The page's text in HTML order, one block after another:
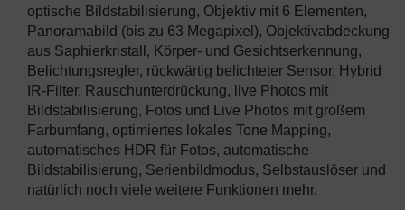
optische Bildstabilisierung, Objektiv mit 6 Elementen,
Panoramabild (bis zu 63 Megapixel), Objektivabdeckung
aus Saphierkristall, Körper- und Gesichtserkennung,
Belichtungsregler, rückwärtig belichteter Sensor, Hybrid
IR-Filter, Rauschunterdrückung, live Photos mit
Bildstabilisierung, Fotos und Live Photos mit großem
Farbumfang, optimiertes lokales Tone Mapping,
automatisches HDR für Fotos, automatische
Bildstabilisierung, Serienbildmodus, Selbstauslöser und
natürlich noch viele weitere Funktionen mehr.